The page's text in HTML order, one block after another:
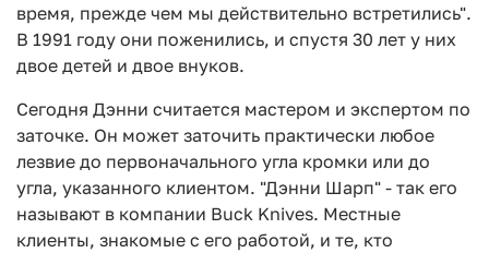
время, прежде чем мы действительно встретились".
В 1991 году они поженились, и спустя 30 лет у них
двое детей и двое внуков.
Сегодня Дэнни считается мастером и экспертом по
заточке. Он может заточить практически любое
лезвие до первоначального угла кромки или до
угла, указанного клиентом. "Дэнни Шарп" - так его
называют в компании Buck Knives. Местные
клиенты, знакомые с его работой, и те, кто